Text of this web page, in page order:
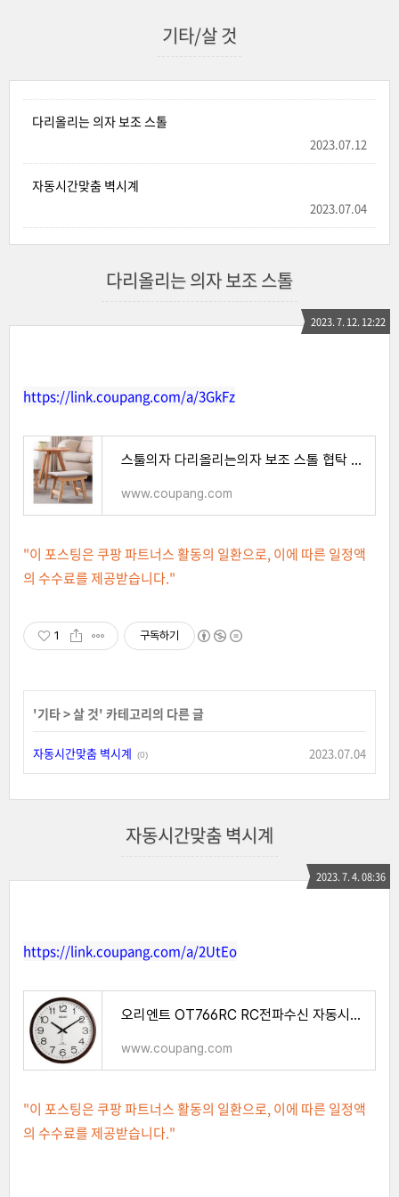
기타/살 것
다리올리는 의자 보조 스톨
2023.07.12
자동시간맞춤 벽시계
2023.07.04
다리올리는 의자 보조 스톨
2023. 7. 12. 12:22
https://link.coupang.com/a/3GkFz
스툴의자 다리올리는의자 보조 스톨 협탁 가정용 미니
www.coupang.com
"이 포스팅은 쿠팡 파트너스 활동의 일환으로, 이에 따른 일정액
의 수수료를 제공받습니다."
1 구독하기
'기타>살 것' 카테고리의 다른 글
자동시간맞춤 벽시계 (0) 2023.07.04
자동시간맞춤 벽시계
2023. 7. 4. 08:36
https://link.coupang.com/a/2UtEo
오리엔트 OT766RC RC전파수신 자동시간맞춤 대형 오피스벽시계
www.coupang.com
"이 포스팅은 쿠팡 파트너스 활동의 일환으로, 이에 따른 일정액
의 수수료를 제공받습니다."